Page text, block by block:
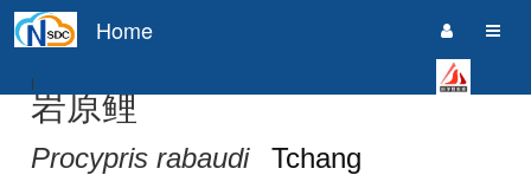
Home
i
岩原鲤
Procypris rabaudi Tchang